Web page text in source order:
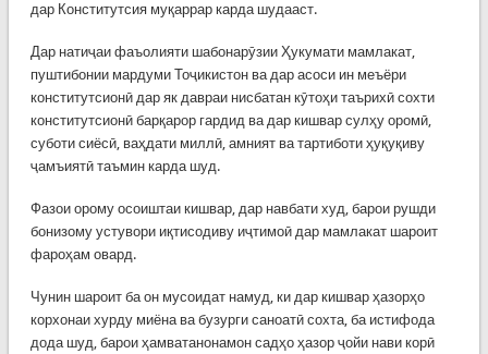
дар Конститутсия муқаррар карда шудааст.
Дар натиҷаи фаъолияти шабонарӯзии Ҳукумати мамлакат,
пуштибонии мардуми Тоҷикистон ва дар асоси ин меъёри
конститутсионӣ дар як давраи нисбатан кӯтоҳи таърихӣ сохти
конститутсионӣ барқарор гардид ва дар кишвар сулҳу оромӣ,
суботи сиёсӣ, ваҳдати миллӣ, амният ва тартиботи ҳуқуқиву
ҷамъиятӣ таъмин карда шуд.
Фазои орому осоиштаи кишвар, дар навбати худ, барои рушди
бонизому устувори иқтисодиву иҷтимоӣ дар мамлакат шароит
фароҳам овард.
Чунин шароит ба он мусоидат намуд, ки дар кишвар ҳазорҳо
корхонаи хурду миёна ва бузурги саноатӣ сохта, ба истифода
дода шуд, барои ҳамватанонамон садҳо ҳазор ҷойи нави корӣ